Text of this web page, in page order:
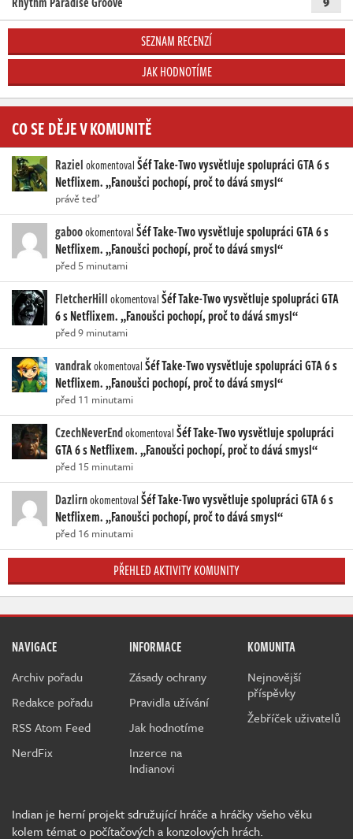
SEZNAM RECENZÍ
JAK HODNOTÍME
CO SE DĚJE V KOMUNITĚ
RazielokomentovalŠéf Take-Two vysvětluje spolupráci GTA 6 s
Netflixem. „Fanoušci pochopí, proč to dává smysl“
právě teď
gaboookomentovalŠéf Take-Two vysvětluje spolupráci GTA 6 s
Netflixem. „Fanoušci pochopí, proč to dává smysl“
před 5 minutami
FletcherHillokomentovalŠéf Take-Two vysvětluje spolupráci GTA
6 s Netflixem. „Fanoušci pochopí, proč to dává smysl“
před 9 minutami
vandrakokomentovalŠéf Take-Two vysvětluje spolupráci GTA 6 s
Netflixem. „Fanoušci pochopí, proč to dává smysl“
před 11 minutami
CzechNeverEndokomentovalŠéf Take-Two vysvětluje spolupráci
GTA 6 s Netflixem. „Fanoušci pochopí, proč to dává smysl“
před 15 minutami
DazlirnokomentovalŠéf Take-Two vysvětluje spolupráci GTA 6 s
Netflixem. „Fanoušci pochopí, proč to dává smysl“
před 16 minutami
PŘEHLED AKTIVITY KOMUNITY
NAVIGACE
Archiv pořadu
Redakce pořadu
RSS Atom Feed
NerdFix
INFORMACE
Zásady ochrany
Pravidla užívání
Jak hodnotíme
Inzerce na
Indianovi
KOMUNITA
Nejnovější
příspěvky
Žebříček uživatelů
Indian je herní projekt sdružující hráče a hráčky všeho věku
kolem témat o počítačových a konzolových hrách.